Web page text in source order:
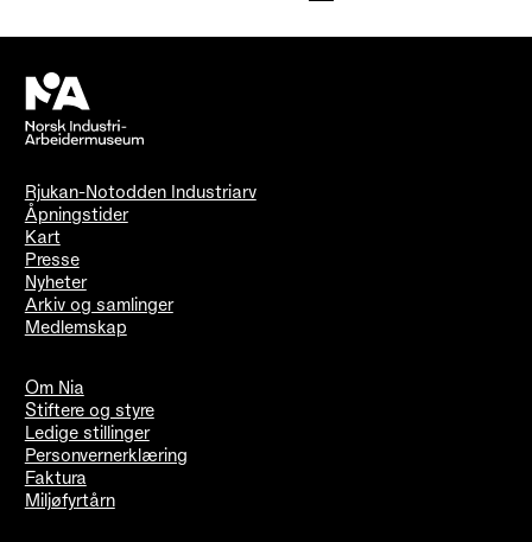
Rjukan-Notodden Industriarv
Åpningstider
Kart
Presse
Nyheter
Arkiv og samlinger
Medlemskap
Om Nia
Stiftere og styre
Ledige stillinger
Personvernerklæring
Faktura
Miljøfyrtårn